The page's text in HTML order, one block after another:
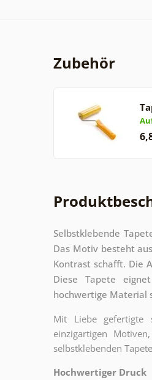
Zubehör
Selbstklebende
Das Motiv besteht
Kontrast schafft. Die
Diese Tapete
hochwertige Material
Mit Liebe gefertigte
einzigartigen
selbstklebenden
Hochwertiger Druck